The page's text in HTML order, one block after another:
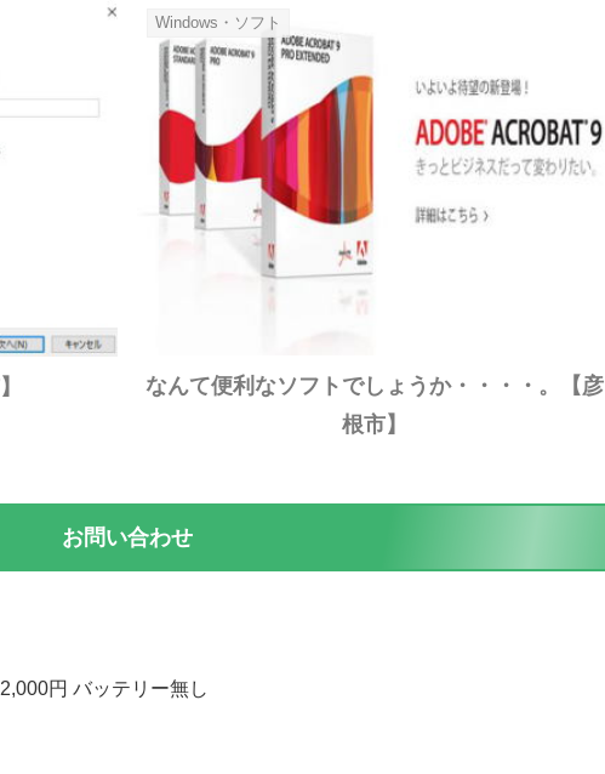
Windows・ソフト
なんて便利なソフトでしょうか・・・・。【彦
根市】
お問い合わせ
円 バッテリー無し